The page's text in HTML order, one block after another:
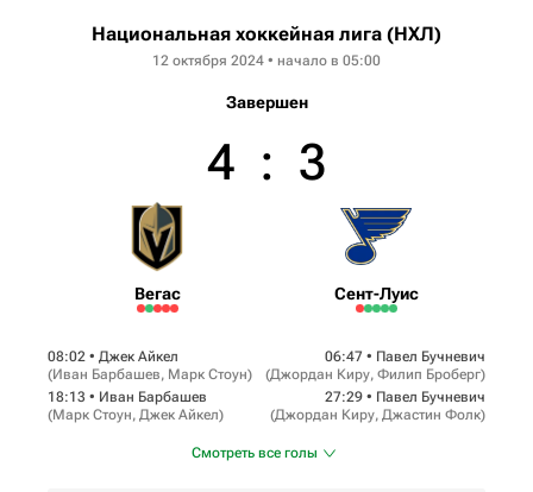
Национальная хоккейная лига (НХЛ)
12 октября 2024 • начало в 05:00
Завершен
Вегас
4 : 3
Сент-Луис
08:02 • Джек Айкел
(Иван Барбашев, Марк Стоун)
18:13 • Иван Барбашев
(Марк Стоун, Джек Айкел)
06:47 • Павел Бучневич
(Джордан Киру, Филип Броберг)
27:29 • Павел Бучневич
(Джордан Киру, Джастин Фолк)
Смотреть все голы